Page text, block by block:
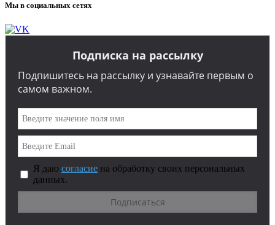
Мы в социальных сетях
Подписка на рассылку
Подпишитесь на рассылку и узнавайте первым о
самом важном.
Я даю согласие на обработку своих персональных
данных.